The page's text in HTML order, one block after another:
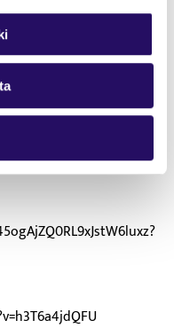
jotka ovat
“Kansainvälisen A-
Soundin